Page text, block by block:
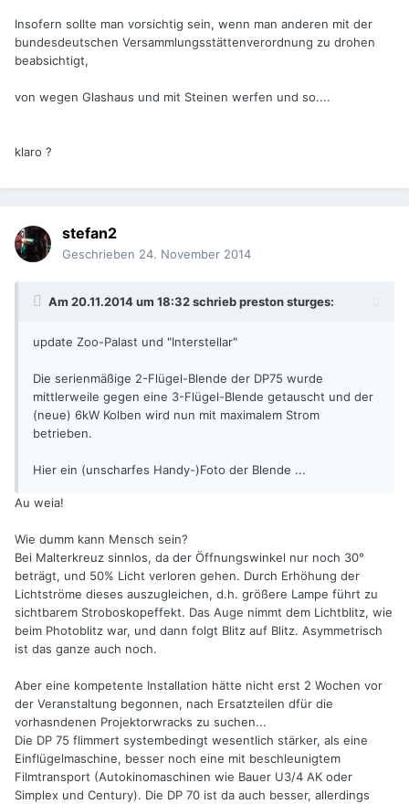
Insofern sollte man vorsichtig sein, wenn man anderen mit der
bundesdeutschen Versammlungsstättenverordnung zu drohen
beabsichtigt,
von wegen Glashaus und mit Steinen werfen und so....
klaro ?
stefan2
Geschrieben 24. November 2014
Am 20.11.2014 um 18:32 schrieb preston sturges:
update Zoo-Palast und "Interstellar"
Die serienmäßige 2-Flügel-Blende der DP75 wurde
mittlerweile gegen eine 3-Flügel-Blende getauscht und der
(neue) 6kW Kolben wird nun mit maximalem Strom
betrieben.
Hier ein (unscharfes Handy-)Foto der Blende ...
Au weia!
Wie dumm kann Mensch sein?
Bei Malterkreuz sinnlos, da der Öffnungswinkel nur noch 30°
beträgt, und 50% Licht verloren gehen. Durch Erhöhung der
Lichtströme dieses auszugleichen, d.h. größere Lampe führt zu
sichtbarem Stroboskopeffekt. Das Auge nimmt dem Lichtblitz, wie
beim Photoblitz war, und dann folgt Blitz auf Blitz. Asymmetrisch
ist das ganze auch noch.
Aber eine kompetente Installation hätte nicht erst 2 Wochen vor
der Veranstaltung begonnen, nach Ersatzteilen dfür die
vorhasndenen Projektorwracks zu suchen...
Die DP 75 flimmert systembedingt wesentlich stärker, als eine
Einflügelmaschine, besser noch eine mit beschleunigtem
Filmtransport (Autokinomaschinen wie Bauer U3/4 AK oder
Simplex und Century). Die DP 70 ist da auch besser, allerdings